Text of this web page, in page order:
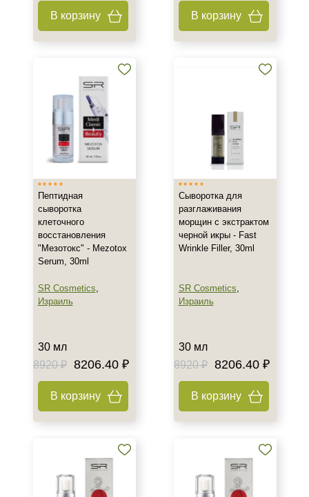
Моделирование
Воспаление
Возрастные изменения
Показать еще
Применение
Под макияж
После пилинга
Результат
Гладкость
Защита от УФ-лучей
Область применения
Декольте
Лицо
В корзину В корзину
Пептидная
сыворотка
клеточного
восстановления
"Мезотокс" - Mezotox
Serum, 30ml
SR Cosmetics,
Израиль
30 мл
8920 ₽ 8206.40 ₽
В корзину
Сыворотка для
разглаживания
морщин с экстрактом
черной икры - Fast
Wrinkle Filler, 30ml
SR Cosmetics,
Израиль
30 мл
8920 ₽ 8206.40 ₽
В корзину